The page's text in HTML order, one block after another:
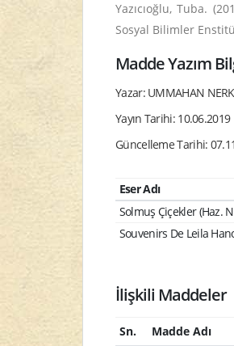
Yazıcıoğlu, Tuba.
Sosyal Bilimler
Madde Yazım
Yazar: UMMAHAN
Yayın Tarihi: 10.06.2019
Güncelleme Tarihi:
Eser Adı
Solmuş Çiçekler (Haz.
Souvenirs De Leila
İlişkili Maddeler
Sn. Madde Adı